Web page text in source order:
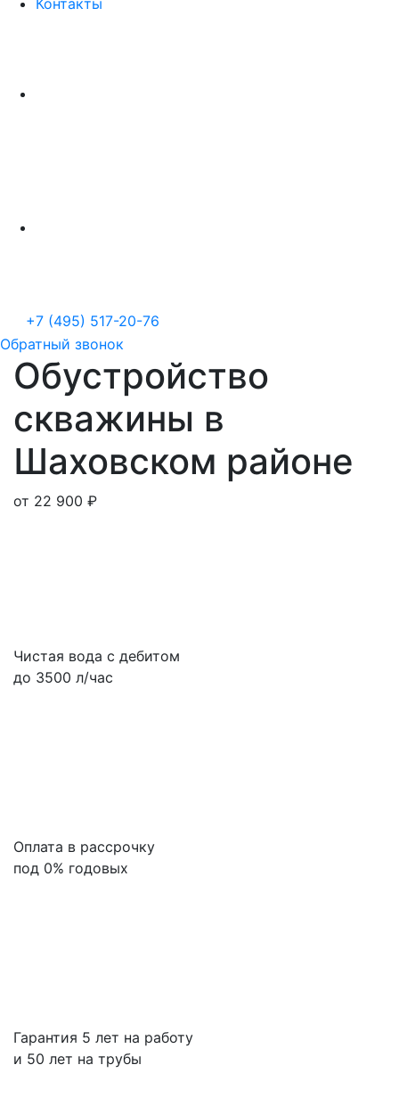
Контакты
+7 (495) 517-20-76
Обратный звонок
Обустройство
скважины в
Шаховском районе
от 22 900 ₽
Чистая вода с дебитом
до 3500 л/час
Оплата в рассрочку
под 0% годовых
Гарантия 5 лет на работу
и 50 лет на трубы